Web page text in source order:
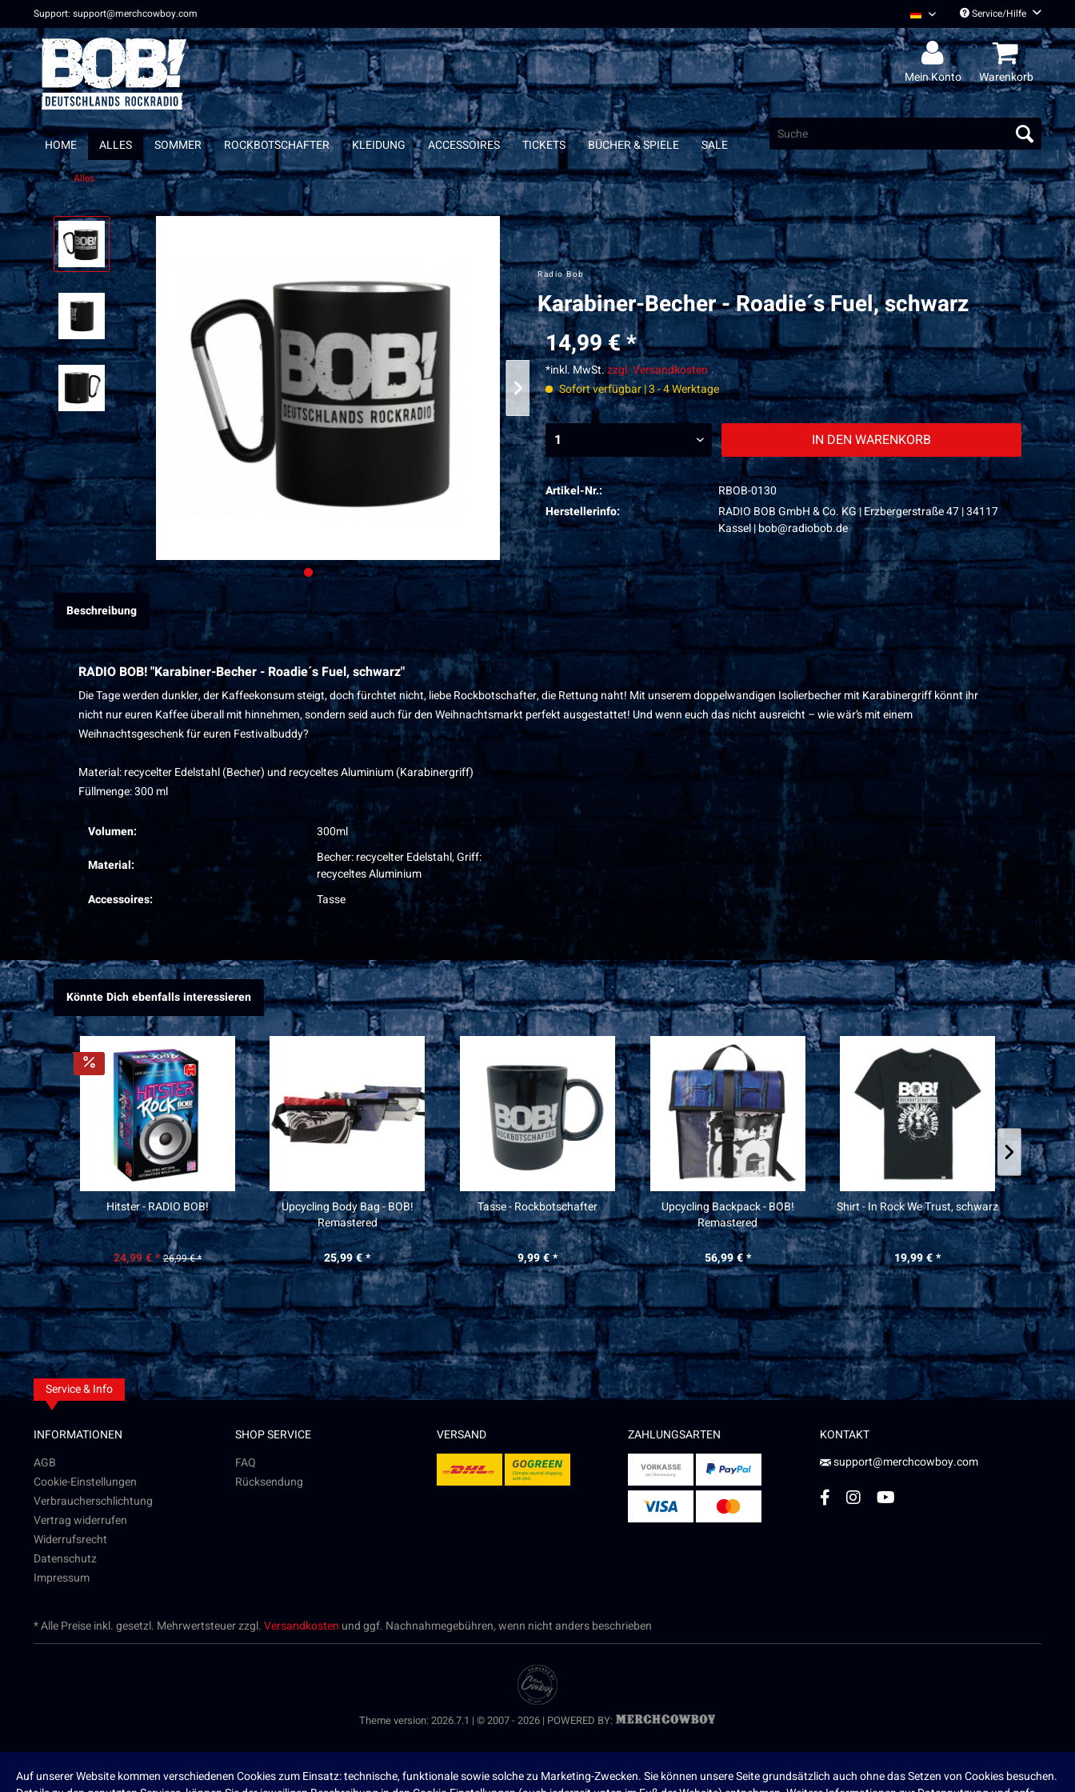
Support: support@merchcowboy.com Radio Bob Deutsch
Service/Hilfe
Mein Konto Warenkorb
HOME ALLES SOMMER ROCKBOTSCHAFTER KLEIDUNG ACCESSOIRES TICKETS BÜCHER & SPIELE SALE
Alles
Radio Bob
Karabiner-Becher - Roadie´s Fuel, schwarz
14,99 € *
*inkl. MwSt.zzgl. Versandkosten
Sofort verfügbar | 3 - 4 Werktage
IN DEN WARENKORB
Artikel-Nr.:
RBOB-0130
Herstellerinfo:
RADIO BOB GmbH & Co. KG | Erzbergerstraße 47 | 34117
Kassel | bob@radiobob.de
Beschreibung
RADIO BOB! "Karabiner-Becher - Roadie´s Fuel, schwarz"
Die Tage werden dunkler, der Kaffeekonsum steigt, doch fürchtet nicht, liebe Rockbotschafter, die Rettung naht! Mit unserem doppelwandigen Isolierbecher mit Karabinergriff könnt ihr
nicht nur euren Kaffee überall mit hinnehmen, sondern seid auch für den Weihnachtsmarkt perfekt ausgestattet! Und wenn euch das nicht ausreicht – wie wär’s mit einem
Weihnachtsgeschenk für euren Festivalbuddy?
Material: recycelter Edelstahl (Becher) und recyceltes Aluminium (Karabinergriff)
Füllmenge: 300 ml
Volumen:
300ml
Material:
Becher: recycelter Edelstahl, Griff:
recyceltes Aluminium
Accessoires:
Tasse
Könnte Dich ebenfalls interessieren
Hitster - RADIO BOB!
24,99 € * 26,99 € *
Upcycling Body Bag - BOB!
Remastered
25,99 € *
Tasse - Rockbotschafter
9,99 € *
Upcycling Backpack - BOB!
Remastered
56,99 € *
Shirt - In Rock We Trust, schwarz
19,99 € *
Service & Info
INFORMATIONEN
AGB
Cookie-Einstellungen
Verbraucherschlichtung
Vertrag widerrufen
Widerrufsrecht
Datenschutz
Impressum
SHOP SERVICE
FAQ
Rücksendung
VERSAND ZAHLUNGSARTEN
KONTAKT
support@merchcowboy.com
* Alle Preise inkl. gesetzl. Mehrwertsteuer zzgl.Versandkosten und ggf. Nachnahmegebühren, wenn nicht anders beschrieben
Theme version: 2026.7.1 | © 2007 - 2026 | POWERED BY:
Auf unserer Website kommen verschiedenen Cookies zum Einsatz: technische, funktionale sowie solche zu Marketing-Zwecken. Sie können unsere Seite grundsätzlich auch ohne das Setzen von Cookies besuchen.